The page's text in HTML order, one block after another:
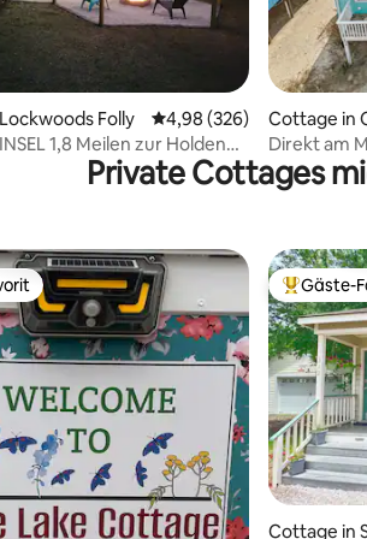
4,91 von 5, 103 Bewertungen
Folly Durchschnittliche
4,98 (326)
1,8 Meilen zur Holden
Cottage in
Direkt am
Private Cottages
Beliebter
Gäste-
Cottage in